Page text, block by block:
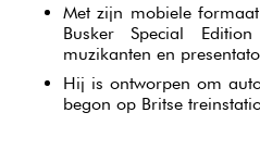
Met zijn mobiele
Busker Special
muzikanten en
Hij is ontworpen om
begon op Britse